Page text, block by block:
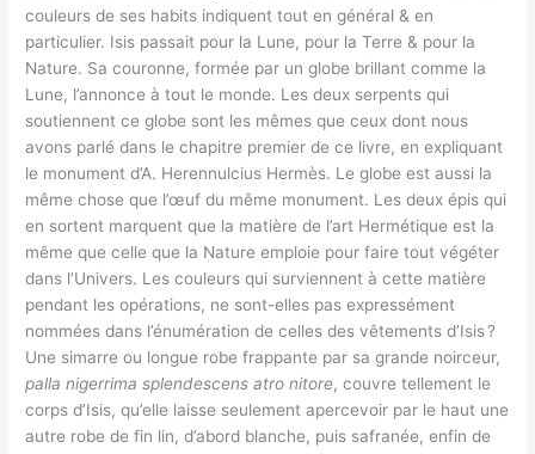
couleurs de ses habits indiquent tout en général & en
particulier. Isis passait pour la Lune, pour la Terre & pour la
Nature. Sa couronne, formée par un globe brillant comme la
Lune, l’annonce à tout le monde. Les deux serpents qui
soutiennent ce globe sont les mêmes que ceux dont nous
avons parlé dans le chapitre premier de ce livre, en expliquant
le monument d’A. Herennulcius Hermès. Le globe est aussi la
même chose que l’œuf du même monument. Les deux épis qui
en sortent marquent que la matière de l’art Hermétique est la
même que celle que la Nature emploie pour faire tout végéter
dans l’Univers. Les couleurs qui surviennent à cette matière
pendant les opérations, ne sont-elles pas expressément
nommées dans l’énumération de celles des vêtements d’Isis ?
Une simarre ou longue robe frappante par sa grande noirceur,
palla nigerrima splendescens atro nitore, couvre tellement le
corps d’Isis, qu’elle laisse seulement apercevoir par le haut une
autre robe de fin lin, d’abord blanche, puis safranée, enfin de